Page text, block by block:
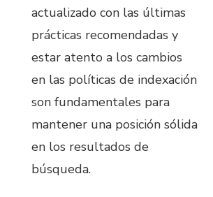
actualizado con las últimas
prácticas recomendadas y
estar atento a los cambios
en las políticas de indexación
son fundamentales para
mantener una posición sólida
en los resultados de
búsqueda.